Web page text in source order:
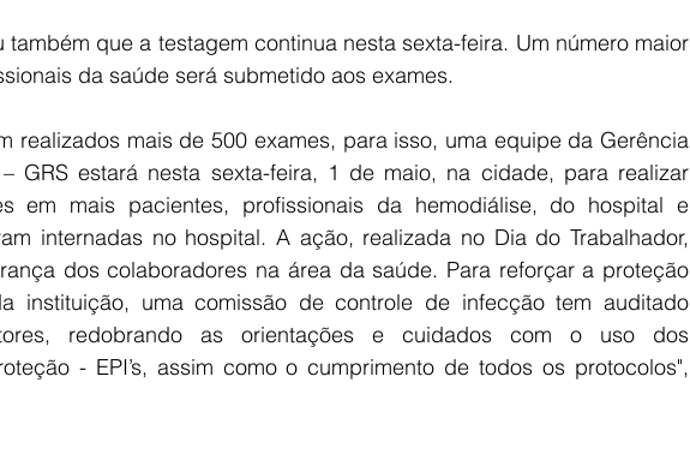
também que a testagem continua nesta sexta-feira. Um número maior
da saúde será submetido aos exames.
realizados mais de 500 exames, para isso, uma equipe da Gerência
GRS estará nesta sexta-feira, 1 de maio, na cidade, para realizar
em mais pacientes, profissionais da hemodiálise, do hospital e
internadas no hospital. A ação, realizada no Dia do Trabalhador,
dos colaboradores na área da saúde. Para reforçar a proteção
instituição, uma comissão de controle de infecção tem auditado
redobrando as orientações e cuidados com o uso dos
- EPI’s, assim como o cumprimento de todos os protocolos",